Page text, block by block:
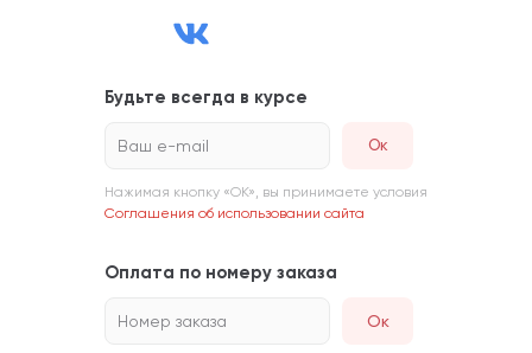
Будьте всегда в курсе
Ваш e-mail
Нажимая кнопку «ОК», вы принимаете условия
Соглашения об использовании сайта
Оплата по номеру заказа
Номер заказа Ок